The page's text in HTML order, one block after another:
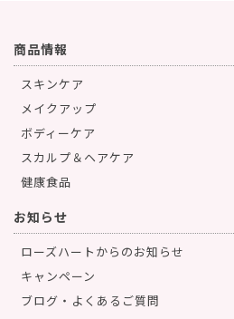
商品情報
スキンケア
メイクアップ
ボディーケア
スカルプ＆ヘアケア
健康食品
お知らせ
ローズハートからのお知らせ
キャンペーン
ブログ・よくあるご質問